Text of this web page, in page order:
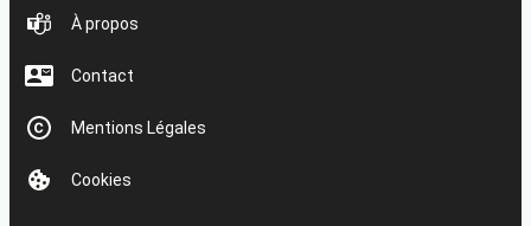
À propos
Contact
Mentions Légales
Cookies